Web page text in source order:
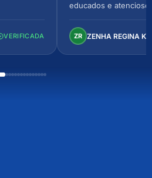
VERIFICADA
educados e
Perfeito!
ZR ZENHA REGINA